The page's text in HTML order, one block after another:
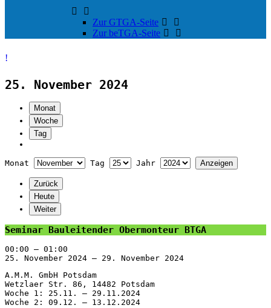
Zur GTGA-Seite
Zur beTGA-Seite
25. November 2024
Monat
Woche
Tag
Monat Tag Jahr
Zurück
Heute
Weiter
Seminar
Bauleitender
Obermonteur
BTGA
Seminar Bauleitender Obermonteur BTGA
00:00 – 01:00
25. November 2024 – 29. November 2024
A.M.M. GmbH Potsdam
Wetzlaer Str. 86, 14482 Potsdam
Woche 1: 25.11. – 29.11.2024
Woche 2: 09.12. – 13.12.2024